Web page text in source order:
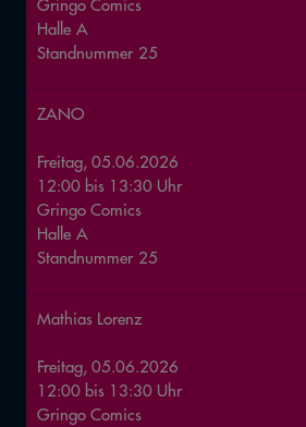
Gringo Comics
Halle A
Standnummer 25
ZANO
Freitag, 05.06.2026
12:00 bis 13:30 Uhr
Gringo Comics
Halle A
Standnummer 25
Mathias Lorenz
Freitag, 05.06.2026
12:00 bis 13:30 Uhr
Gringo Comics